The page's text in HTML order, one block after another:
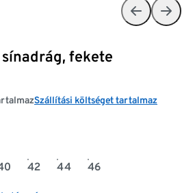
fekete
Szállítási költséget tartalmaz
42 44 46